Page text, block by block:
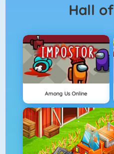
Hall of
Among Us Online